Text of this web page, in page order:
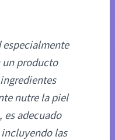
especialmente
un producto
nutre la piel
es adecuado
las